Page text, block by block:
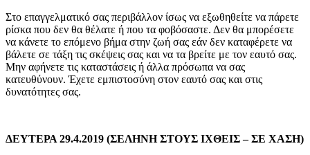
Στο επαγγελματικό σας περιβάλλον ίσως να εξωθηθείτε να πάρετε
ρίσκα που δεν θα θέλατε ή που τα φοβόσαστε. Δεν θα μπορέσετε
να κάνετε το επόμενο βήμα στην ζωή σας εάν δεν καταφέρετε να
βάλετε σε τάξη τις σκέψεις σας και να τα βρείτε με τον εαυτό σας.
Μην αφήνετε τις καταστάσεις ή άλλα πρόσωπα να σας
κατευθύνουν. Έχετε εμπιστοσύνη στον εαυτό σας και στις
δυνατότητες σας.
ΔΕΥΤΕΡΑ 29.4.2019 (ΣΕΛΗΝΗ ΣΤΟΥΣ ΙΧΘΕΙΣ – ΣΕ ΧΑΣΗ)